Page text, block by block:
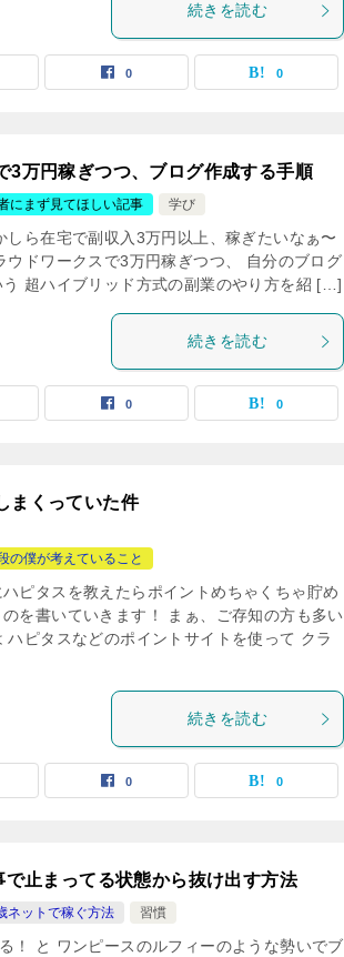
続きを読む
0 0
3万円稼ぎつつ、ブログ作成する手順
にまず見てほしい記事 学び
しら在宅で副収入3万円以上、稼ぎたいなぁ〜
ウドワークスで3万円稼ぎつつ、 自分のブログ
超ハイブリッド方式の副業のやり方を紹 […]
続きを読む
0 0
まくっていた件
の僕が考えていること
ピタスを教えたらポイントめちゃくちゃ貯め
を書いていきます！ まぁ、ご存知の方も多い
ピタスなどのポイントサイトを使って クラ
続きを読む
0 0
止まってる状態から抜け出す方法
ネットで稼ぐ方法 習慣
！ と ワンピースのルフィーのような勢いでブ